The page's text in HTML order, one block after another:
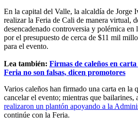
En la capital del Valle, la alcaldía de Jorge
realizar la Feria de Cali de manera virtual,
desencadenado controversia y polémica en
por el presupuesto de cerca de $11 mil
para el evento.
Lea también: Firmas de caleños en
Feria no son falsas, dicen promotores
Varios caleños han firmado una carta en la
cancelar el evento; mientras que bailarines,
realizaron un plantón apoyando a la
continúe con la Feria.